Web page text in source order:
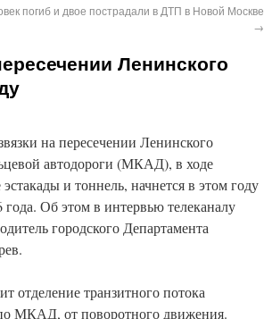
погиб и двое пострадали в ДТП в Новой Москве
→
Ленинского
на пересечении Ленинского
автодороги (МКАД), в ходе
и тоннель, начнется в этом году
года. Об этом в интервью телеканалу
городского Департамента
отделение транзитного потока
МКАД, от поворотного движения.